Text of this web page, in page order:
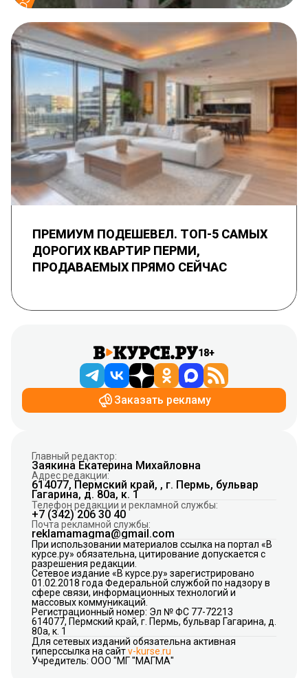
ПРЕМИУМ ПОДЕШЕВЕЛ. ТОП-5 САМЫХ
ДОРОГИХ КВАРТИР ПЕРМИ,
ПРОДАВАЕМЫХ ПРЯМО СЕЙЧАС
18+
Заказать рекламу
Главный редактор:
Заякина Екатерина Михайловна
Адрес редакции:
614077, Пермский край, , г. Пермь, бульвар
Гагарина, д. 80а, к. 1
Телефон редакции и рекламной службы:
+7 (342) 206 30 40
Почта рекламной службы:
reklamamagma@gmail.com
При использовании материалов ссылка на портал «В
курсе.ру» обязательна, цитирование допускается с
разрешения редакции.
Сетевое издание «В курсе.ру» зарегистрировано
01.02.2018 года Федеральной службой по надзору в
сфере связи, информационных технологий и
массовых коммуникаций.
Регистрационный номер: Эл № ФС 77-72213
614077, Пермский край, г. Пермь, бульвар Гагарина, д.
80а, к. 1
Для сетевых изданий обязательна активная
гиперссылка на сайтv-kurse.ru
Учредитель: ООО "МГ "МАГМА"